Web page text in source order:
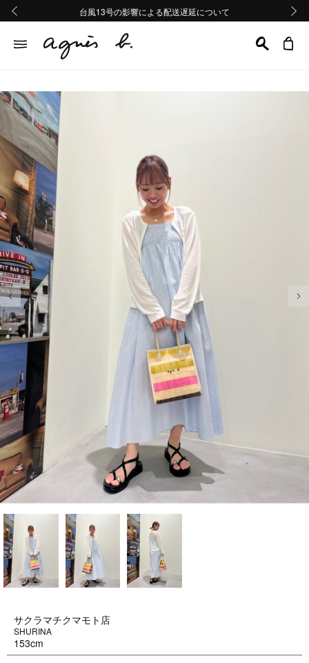
熊本地域地震の影響による配送遅延について
Summer Sale 2buy10%OFF!!
台風13号の影響による配送遅延について
熊本地域地震の影響による配送遅延について
Summer Sale 2buy10%OFF!!
前の画像
サクラマチクマモト店
SHURINA
153cm